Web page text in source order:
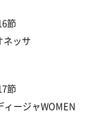
節
ネッサ
節
ージャWOMEN